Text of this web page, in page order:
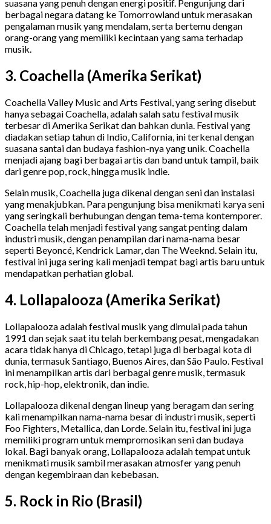
suasana yang penuh dengan energi positif. Pengunjung dari
berbagai negara datang ke Tomorrowland untuk merasakan
pengalaman musik yang mendalam, serta bertemu dengan
orang-orang yang memiliki kecintaan yang sama terhadap
musik.
3. Coachella (Amerika Serikat)
Coachella Valley Music and Arts Festival, yang sering disebut
hanya sebagai Coachella, adalah salah satu festival musik
terbesar di Amerika Serikat dan bahkan dunia. Festival yang
diadakan setiap tahun di Indio, California, ini terkenal dengan
suasana santai dan budaya fashion-nya yang unik. Coachella
menjadi ajang bagi berbagai artis dan band untuk tampil, baik
dari genre pop, rock, hingga musik indie.
Selain musik, Coachella juga dikenal dengan seni dan instalasi
yang menakjubkan. Para pengunjung bisa menikmati karya seni
yang seringkali berhubungan dengan tema-tema kontemporer.
Coachella telah menjadi festival yang sangat penting dalam
industri musik, dengan penampilan dari nama-nama besar
seperti Beyoncé, Kendrick Lamar, dan The Weeknd. Selain itu,
festival ini juga sering kali menjadi tempat bagi artis baru untuk
mendapatkan perhatian global.
4. Lollapalooza (Amerika Serikat)
Lollapalooza adalah festival musik yang dimulai pada tahun
1991 dan sejak saat itu telah berkembang pesat, mengadakan
acara tidak hanya di Chicago, tetapi juga di berbagai kota di
dunia, termasuk Santiago, Buenos Aires, dan São Paulo. Festival
ini menampilkan artis dari berbagai genre musik, termasuk
rock, hip-hop, elektronik, dan indie.
Lollapalooza dikenal dengan lineup yang beragam dan sering
kali menampilkan nama-nama besar di industri musik, seperti
Foo Fighters, Metallica, dan Lorde. Selain itu, festival ini juga
memiliki program untuk mempromosikan seni dan budaya
lokal. Bagi banyak orang, Lollapalooza adalah tempat untuk
menikmati musik sambil merasakan atmosfer yang penuh
dengan kegembiraan dan kebebasan.
5. Rock in Rio (Brasil)